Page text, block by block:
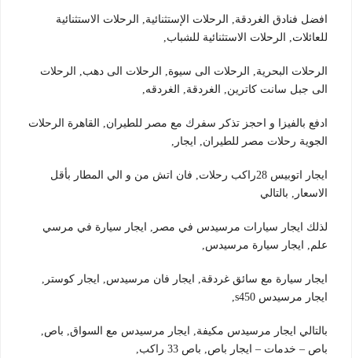
افضل فنادق الغردقة, الرحلات الإستثنائية, الرحلات الاستثنائية
للعائلات, الرحلات الاستثنائية للشباب,
الرحلات البحرية, الرحلات الى سيوة, الرحلات الى دهب, الرحلات
الى جبل سانت كاترين, الغردقة, الغردقه,
ادفع بالفيزا و احجز تذكر سفرك مع مصر للطيران, القاهرة الرحلات
الجوية رحلات مصر للطيران, ايجار,
ايجار اتوبيس 28راكب رحلات, فان اتش من و الي المطار بأقل
الاسعار, بالتالي
لذلك ايجار سيارات مرسيدس في مصر, ايجار سيارة في مرسي
علم, ايجار سيارة مرسيدس,
ايجار سيارة مع سائق غردقة, ايجار فان مرسيدس, ايجار كوستر,
ايجار مرسيدس s450,
بالتالي ايجار مرسيدس مكيفة, ايجار مرسيدس مع السواق, باص,
باص – خدمات – ايجار باص, باص 33 راكب,